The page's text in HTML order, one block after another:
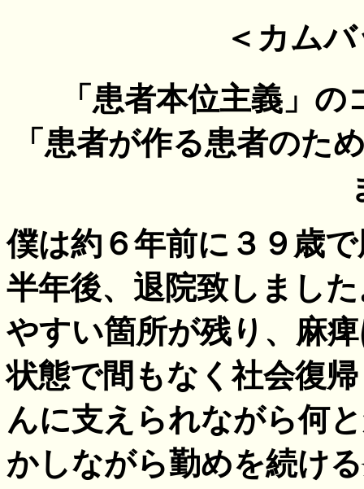
＜カム
「患者本位主義」
「患者が作る患者のた
僕は約６年前に３９歳
半年後、退院致しまし
やすい箇所が残り、麻
状態で間もなく社会復
んに支えられながら何
かしながら勤めを続け